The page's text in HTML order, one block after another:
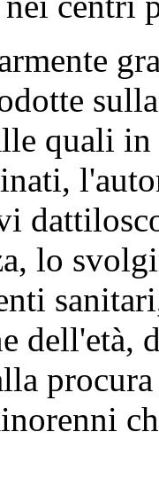
gravi
quali
lo
dell'età,